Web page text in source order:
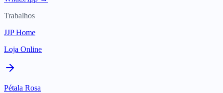
Trabalhos
JJP Home
Loja Online
Pétala Rosa